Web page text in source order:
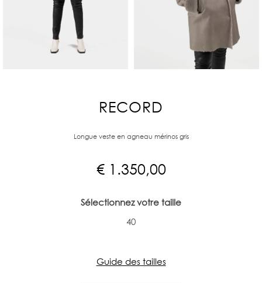
RECORD
Longue veste en agneau mérinos gris
€1.350,00
Sélectionnez votre taille
40
Guide des tailles